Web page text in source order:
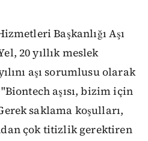
Başkanlığı Aşı
20 yıllık meslek
aşı sorumlusu olarak
aşısı, bizim için
saklama koşulları,
çok titizlik gerektiren